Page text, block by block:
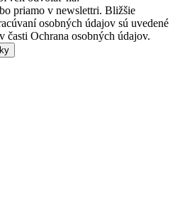
priamo v newslettri. Bližšie
osobných údajov sú uvedené
Ochrana osobných údajov.